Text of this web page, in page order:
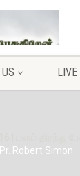
LIVE
| மனம் திறந்து
Robert Simon